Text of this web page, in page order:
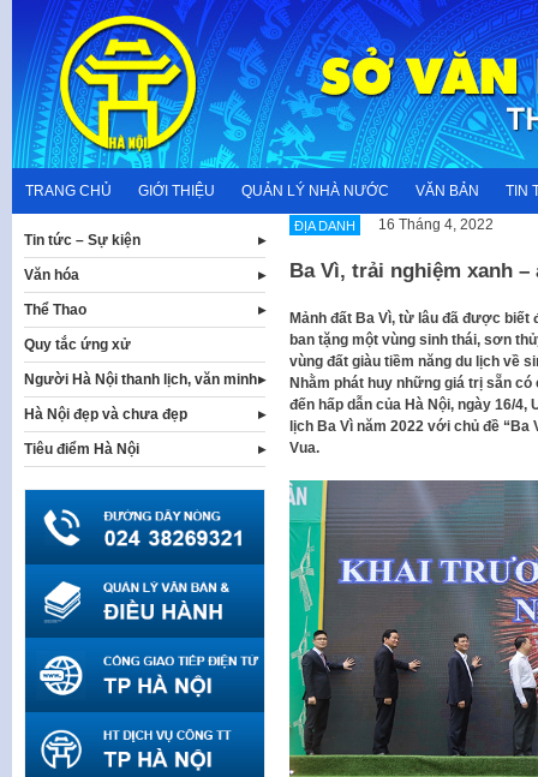
content
TRANG CHỦ GIỚI THIỆU QUẢN LÝ NHÀ NƯỚC VĂN BẢN TIN
ĐỊA DANH 16 Tháng 4, 2022
Ba Vì, trải nghiệm xanh –
Mảnh đất Ba Vì, từ lâu đã được biết
ban tặng một vùng sinh thái, sơn
vùng đất giàu tiềm năng du lịch về
Nhằm phát huy những giá trị sẵn
đến hấp dẫn của Hà Nội, ngày 16/
lịch Ba Vì năm 2022 với chủ đề “Ba
Vua.
Tin tức – Sự kiện
Văn hóa
Thể Thao
Quy tắc ứng xử
Người Hà Nội thanh lịch, văn minh
Hà Nội đẹp và chưa đẹp
Tiêu điểm Hà Nội